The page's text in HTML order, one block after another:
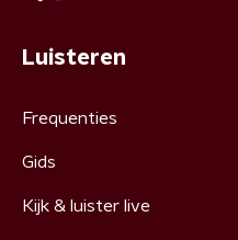
Luisteren
Frequenties
Gids
Kijk & luister live